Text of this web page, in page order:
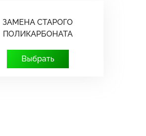
ЗАМЕНА СТАРОГО
ПОЛИКАРБОНАТА
Выбрать